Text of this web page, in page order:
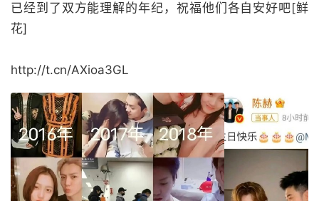
已经到了双方能理解的年纪，祝福他们各自安好吧[鲜
花]
http://t.cn/AXioa3GL